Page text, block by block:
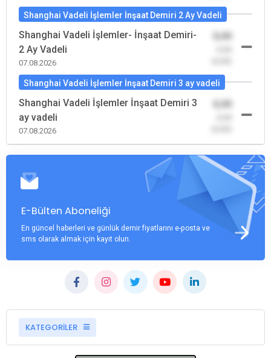
Shanghai Vadeli İşlemler İnşaat Demiri 2 Ay Vadeli
Shanghai Vadeli İşlemler- İnşaat Demiri-
2 Ay Vadeli
07.08.2026
Shanghai Vadeli İşlemler İnşaat Demiri 3 ay vadeli
Shanghai Vadeli İşlemler İnşaat Demiri 3
ay vadeli
07.08.2026
E-Bülten Aboneliği
En güncel haberleri ve günlük demir fiyatlarını e-posta ve
sms olarak almak için kayıt olun.
KATEGORİLER